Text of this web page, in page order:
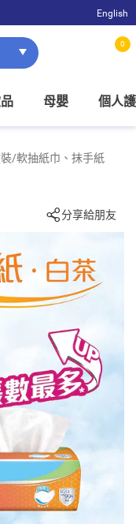
。
English
0
母嬰 個人
/軟抽紙巾、抹手紙
分享給朋友